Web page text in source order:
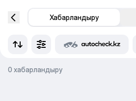
Хабарландыру
0 хабарландыру